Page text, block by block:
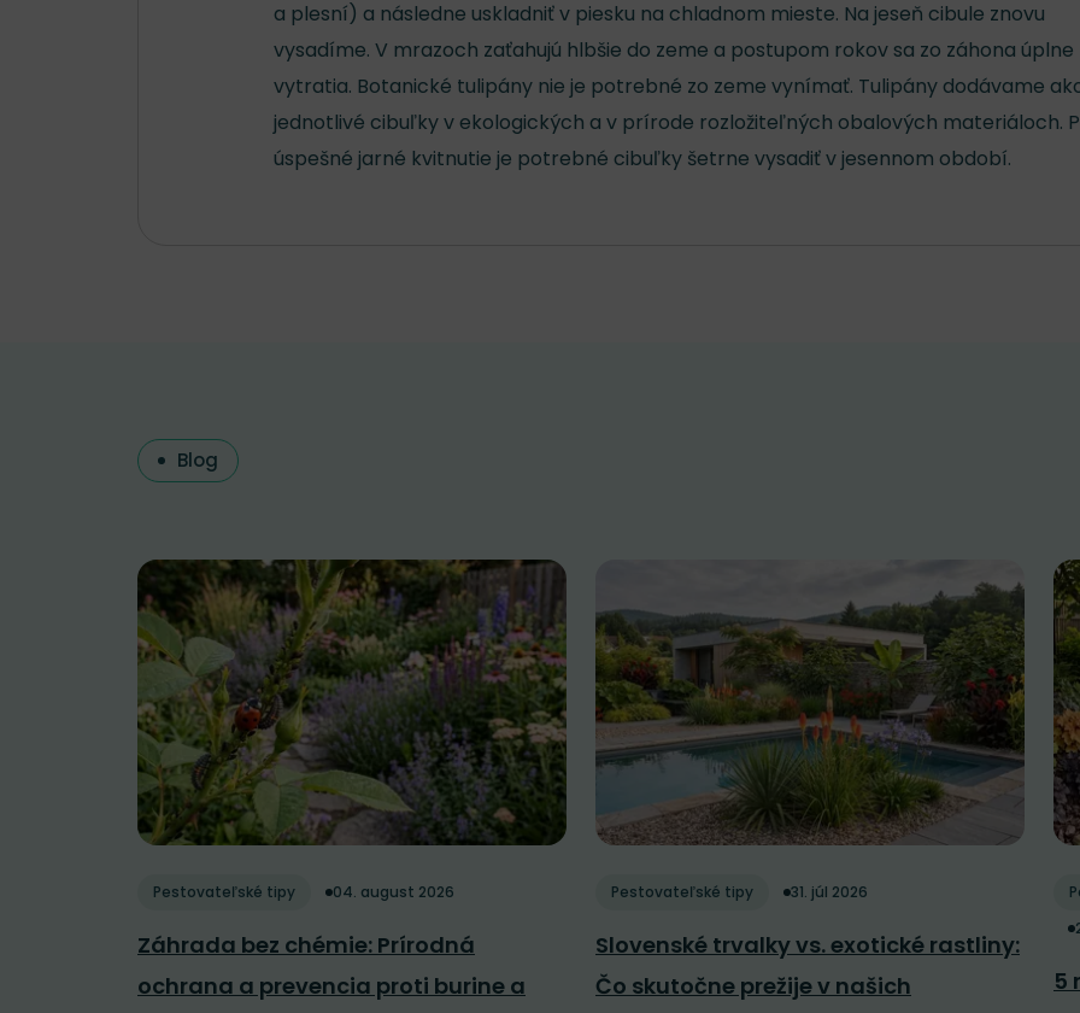
a plesní) a následne uskladniť v piesku na chladnom mieste. Na jeseň cibule znovu
vysadíme. V mrazoch zaťahujú hlbšie do zeme a postupom rokov sa zo záhona úplne
vytratia. Botanické tulipány nie je potrebné zo zeme vynímať. Tulipány dodávame
jednotlivé cibuľky v ekologických a v prírode rozložiteľných obalových materiáloch.
úspešné jarné kvitnutie je potrebné cibuľky šetrne vysadiť v jesennom období.
Blog
Pestovateľské tipy 04. august 2026
Záhrada bez chémie: Prírodná
ochrana a prevencia proti burine a
Pestovateľské tipy 31. júl 2026
Slovenské trvalky vs. exotické rastliny:
Čo skutočne prežije v našich
5